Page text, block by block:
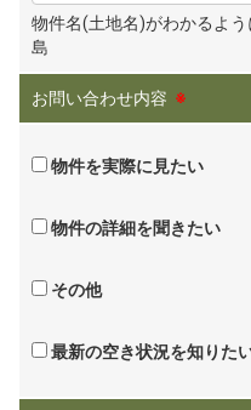
物件名(土地名)がわかるよ
島
お問い合わせ内容 ※
物件を実際に見たい
物件の詳細を聞きたい
その他
最新の空き状況を知りた